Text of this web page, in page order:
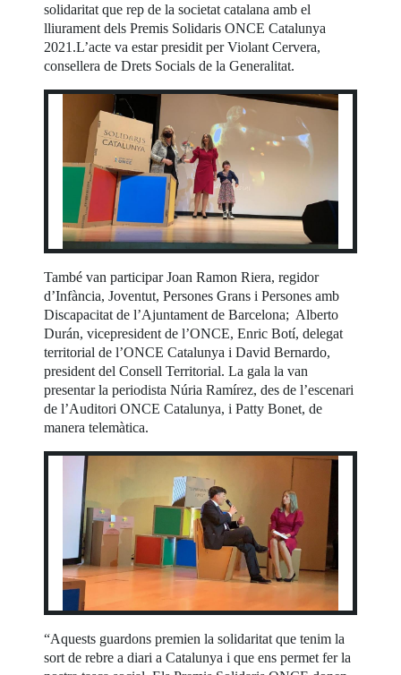
solidaritat que rep de la societat catalana amb el
lliurament dels Premis Solidaris ONCE Catalunya
2021.L’acte va estar presidit per Violant Cervera,
consellera de Drets Socials de la Generalitat.
També van participar Joan Ramon Riera, regidor
d’Infància, Joventut, Persones Grans i Persones amb
Discapacitat de l’Ajuntament de Barcelona; Alberto
Durán, vicepresident de l’ONCE, Enric Botí, delegat
territorial de l’ONCE Catalunya i David Bernardo,
president del Consell Territorial. La gala la van
presentar la periodista Núria Ramírez, des de l’escenari
de l’Auditori ONCE Catalunya, i Patty Bonet, de
manera telemàtica.
“Aquests guardons premien la solidaritat que tenim la
sort de rebre a diari a Catalunya i que ens permet fer la